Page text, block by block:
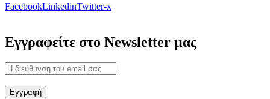
FacebookLinkedinTwitter-x
Εγγραφείτε στο Newsletter μας
Εγγραφή